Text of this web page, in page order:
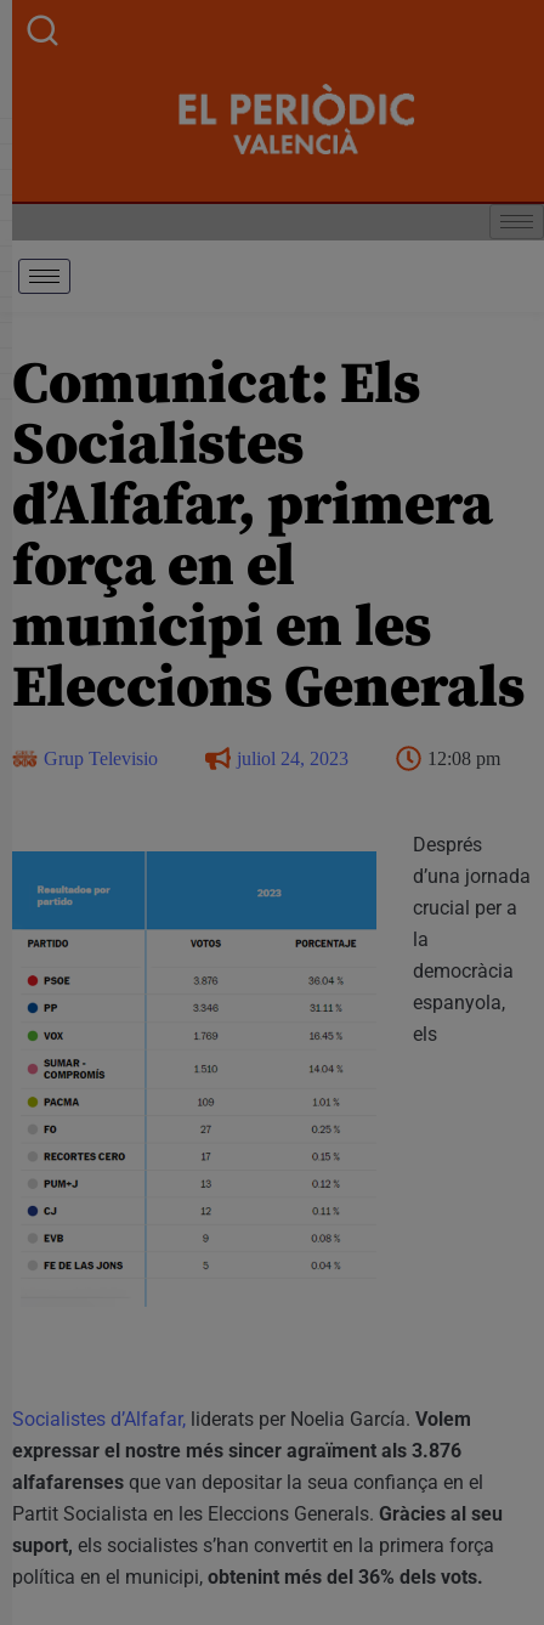
Comunicat: Els
Socialistes
d’Alfafar, primera
força en el
municipi en les
Eleccions Generals
Grup Televisio juliol 24, 2023 12:08 pm
Després
d’una jornada
crucial per a
la
democràcia
espanyola,
els
Socialistes d’Alfafar, liderats per Noelia García. Volem
expressar el nostre més sincer agraïment als 3.876
alfafarenses que van depositar la seua confiança en el
Partit Socialista en les Eleccions Generals. Gràcies al seu
suport, els socialistes s’han convertit en la primera força
política en el municipi, obtenint més del 36% dels vots.